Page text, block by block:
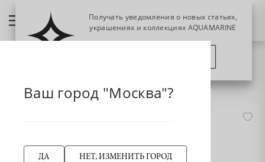
Ваш город "Москва"?
ДА НЕТ, ИЗМЕНИТЬ ГОРОД
Получать уведомления о новых статьях,
украшениях и коллекциях AQUAMARINE